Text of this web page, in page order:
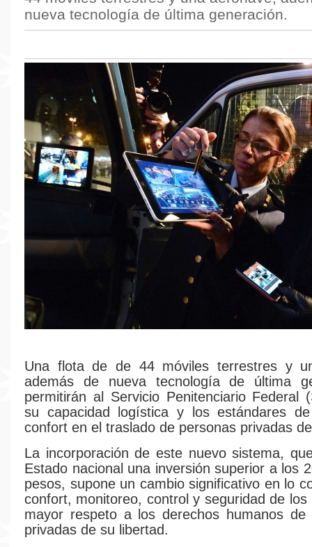
nueva tecnología de última generación.
Una flota de de 44 móviles terrestres y
además de nueva tecnología de última
permitirán al Servicio Penitenciario Federal
su capacidad logística y los estándares
confort en el traslado de personas privadas
La incorporación de este nuevo sistema,
Estado nacional una inversión superior a los
pesos, supone un cambio significativo en lo
confort, monitoreo, control y seguridad de los
mayor respeto a los derechos humanos de
privadas de su libertad.